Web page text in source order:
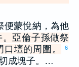
便蒙悅納，為他
亞倫子孫做祭
壇的周圍。
6
成塊子。…